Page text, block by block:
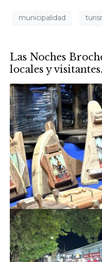
municipalidad
Las Noches
locales y visitantes.